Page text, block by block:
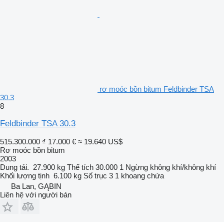
rơ moóc bồn bitum Feldbinder TSA
30.3
8
Feldbinder TSA 30.3
515.300.000 ₫ 17.000 € ≈ 19.640 US$
Rơ moóc bồn bitum
2003
Dung tải. 27.900 kg Thể tích 30.000 1 Ngừng không khí/không khí
Khối lượng tịnh 6.100 kg Số trục 3 1 khoang chứa
Ba Lan, GĄBIN
Liên hệ với người bán